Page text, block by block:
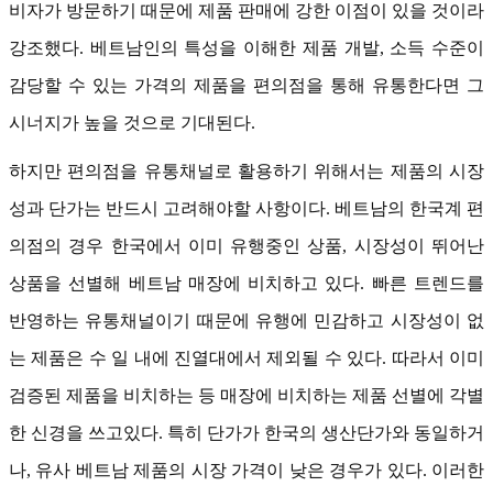
비자가 방문하기 때문에 제품 판매에 강한 이점이 있을 것이라
강조했다. 베트남인의 특성을 이해한 제품 개발, 소득 수준이
감당할 수 있는 가격의 제품을 편의점을 통해 유통한다면 그
시너지가 높을 것으로 기대된다.
하지만 편의점을 유통채널로 활용하기 위해서는 제품의 시장
성과 단가는 반드시 고려해야할 사항이다. 베트남의 한국계 편
의점의 경우 한국에서 이미 유행중인 상품, 시장성이 뛰어난
상품을 선별해 베트남 매장에 비치하고 있다. 빠른 트렌드를
반영하는 유통채널이기 때문에 유행에 민감하고 시장성이 없
는 제품은 수 일 내에 진열대에서 제외될 수 있다. 따라서 이미
검증된 제품을 비치하는 등 매장에 비치하는 제품 선별에 각별
한 신경을 쓰고있다. 특히 단가가 한국의 생산단가와 동일하거
나, 유사 베트남 제품의 시장 가격이 낮은 경우가 있다. 이러한